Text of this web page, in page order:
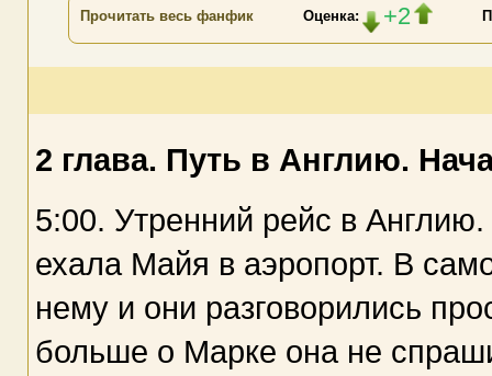
Прочитать весь фанфик Оценка: +2
2 глава. Путь в Англию.
5:00. Утренний рейс в
ехала Майя в аэропорт. В
нему и они разговорились
больше о Марке она не